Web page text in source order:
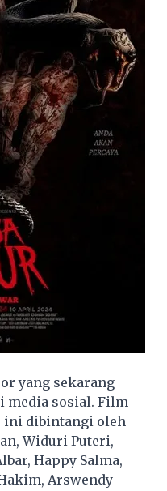
yang sekarang
media sosial. Film
ini dibintangi oleh
Widuri Puteri,
Happy Salma,
Arswendy